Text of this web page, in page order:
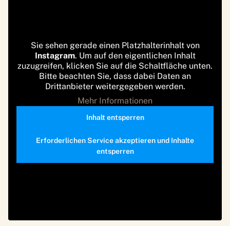
Sie sehen gerade einen Platzhalterinhalt von
Instagram. Um auf den eigentlichen Inhalt
zuzugreifen, klicken Sie auf die Schaltfläche unten.
Bitte beachten Sie, dass dabei Daten an
Drittanbieter weitergegeben werden.
Mehr Informationen
Inhalt entsperren
Erforderlichen Service akzeptieren und Inhalte
entsperren